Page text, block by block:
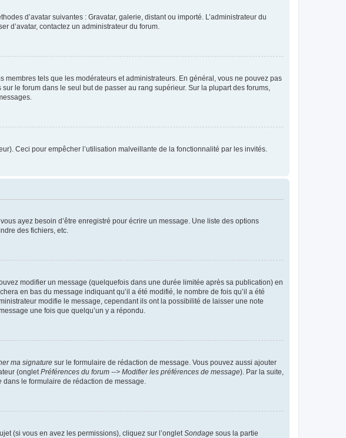
d’avatar suivantes : Gravatar, galerie, distant ou importé. L’administrateur du
d’avatar, contactez un administrateur du forum.
tels que les modérateurs et administrateurs. En général, vous ne pouvez pas
le forum dans le seul but de passer au rang supérieur. Sur la plupart des forums,
Ceci pour empêcher l’utilisation malveillante de la fonctionnalité par les invités.
ayez besoin d’être enregistré pour écrire un message. Une liste des options
des fichiers, etc.
modifier un message (quelquefois dans une durée limitée après sa publication) en
en bas du message indiquant qu’il a été modifié, le nombre de fois qu’il a été
modifie le message, cependant ils ont la possibilité de laisser une note
une fois que quelqu’un y a répondu.
ma signature sur le formulaire de rédaction de message. Vous pouvez aussi ajouter
(ongletPréférences du forum --> Modifier les préférences de message). Par la suite,
dans le formulaire de rédaction de message.
(si vous en avez les permissions), cliquez sur l’ongletSondage sous la partie